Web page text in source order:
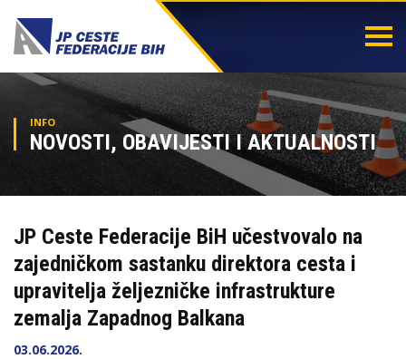
INFO
NOVOSTI, OBAVIJESTI I AKTUALNOSTI
JP Ceste Federacije BiH učestvovalo na
zajedničkom sastanku direktora cesta i
upravitelja željezničke infrastrukture
zemalja Zapadnog Balkana
03.06.2026.